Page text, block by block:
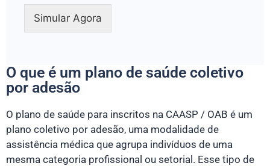
Simular Agora
O que é um plano de saúde coletivo
por adesão
O plano de saúde para inscritos na CAASP / OAB é um
plano coletivo por adesão, uma modalidade de
assistência médica que agrupa indivíduos de uma
mesma categoria profissional ou setorial. Esse tipo de